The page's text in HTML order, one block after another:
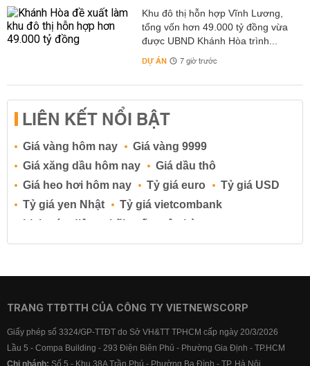
Khu đô thị hỗn hợp Vĩnh Lương,
tổng vốn hơn 49.000 tỷ đồng vừa
được UBND Khánh Hòa trình...
DỰ ÁN 7 giờ trước
LIÊN KẾT NỔI BẬT
Giá vàng hôm nay
Giá vàng 9999
Giá xăng dầu hôm nay
Giá dầu thô
Giá heo hơi hôm nay
Tỷ giá euro
Tỷ giá USD
Tỷ giá yen Nhật
Tỷ giá vietcombank
Lịch cúp điện
Lãi suất ngân hàng
Lãi suất tiết kiệm
Lãi suất tiền gửi
Lãi suất ngân hàng BIDV
Lãi suất ngân hàng Vietcombank
TRANG TTĐTTH CỦA CÔNG TY VIETNEWSCORP
Giấy phép số 3324/GP-TTĐT do Sở VH&TT TPHCM cấp ngày 20/3/2026
Lầu 5 - Compa Building - 293 Điện Biên Phủ - Phường Gia Định - TP.HCM